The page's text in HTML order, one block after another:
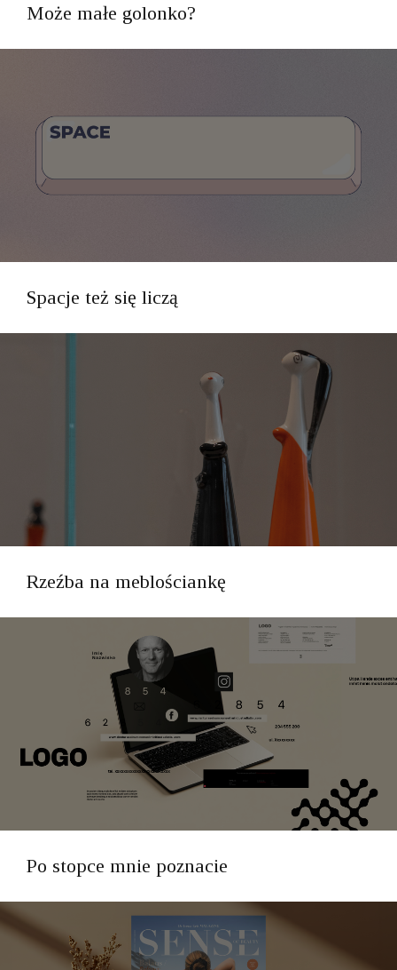
Może małe golonko?
Spacje też się liczą
Rzeźba na meblościankę
Po stopce mnie poznacie